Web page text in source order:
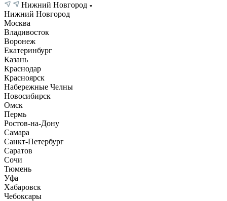
Нижний Новгород
Нижний Новгород
Москва
Владивосток
Воронеж
Екатеринбург
Казань
Краснодар
Красноярск
Набережные Челны
Новосибирск
Омск
Пермь
Ростов-на-Дону
Самара
Санкт-Петербург
Саратов
Сочи
Тюмень
Уфа
Хабаровск
Чебоксары